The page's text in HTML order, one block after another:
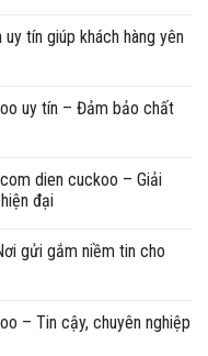
uy tín giúp khách hàng yên
uy tín – Đảm bảo chất
dien cuckoo – Giải
đại
gửi gắm niềm tin cho
– Tin cậy, chuyên nghiệp